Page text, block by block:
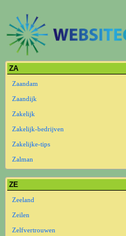
ZA
Zaandam
Zaandijk
Zakelijk
Zakelijk-bedrijven
Zakelijke-tips
Zalman
ZE
Zeeland
Zeilen
Zelfvertrouwen